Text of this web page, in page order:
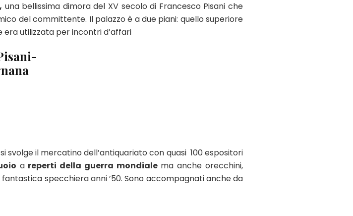
una bellissima dimora del XV secolo di Francesco Pisani che
del committente. Il palazzo è a due piani: quello superiore
utilizzata per incontri d’affari
svolge il mercatino dell’antiquariato con quasi 100 espositori
a reperti della guerra mondialema anche orecchini,
specchiera anni ’50. Sono accompagnati anche da